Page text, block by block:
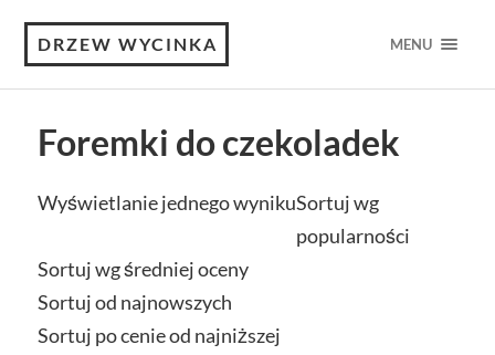
DRZEW WYCINKA MENU
Foremki do czekoladek
Wyświetlanie jednego wynikuSortuj wg
popularności
Sortuj wg średniej oceny
Sortuj od najnowszych
Sortuj po cenie od najniższej